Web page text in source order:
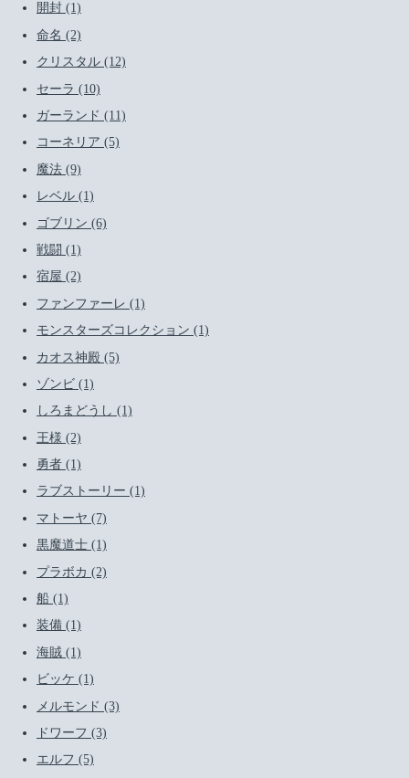
開封 (1)
命名 (2)
クリスタル (12)
セーラ (10)
ガーランド (11)
コーネリア (5)
魔法 (9)
レベル (1)
ゴブリン (6)
戦闘 (1)
宿屋 (2)
ファンファーレ (1)
モンスターズコレクション (1)
カオス神殿 (5)
ゾンビ (1)
しろまどうし (1)
王様 (2)
勇者 (1)
ラブストーリー (1)
マトーヤ (7)
黒魔道士 (1)
プラボカ (2)
船 (1)
装備 (1)
海賊 (1)
ビッケ (1)
メルモンド (3)
ドワーフ (3)
エルフ (5)